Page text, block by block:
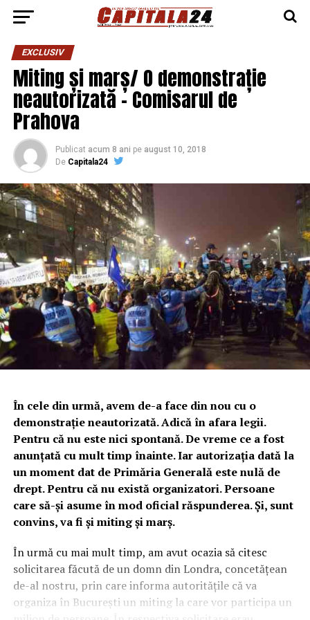
EXCLUSIV
Miting și marș/ O demonstrație
neautorizată – Comisarul de
Prahova
Publicat acum 8 ani pe august 10, 2018
De Capitala24
În cele din urmă, avem de-a face din nou cu o
demonstrație neautorizată. Adică în afara legii.
Pentru că nu este nici spontană. De vreme ce a fost
anunțată cu mult timp înainte. Iar autorizația dată la
un moment dat de Primăria Generală este nulă de
drept. Pentru că nu există organizatori. Persoane
care să-și asume în mod oficial răspunderea. Și, sunt
convins, va fi și miting și marș.
În urmă cu mai mult timp, am avut ocazia să citesc
solicitarea făcută de un domn din Londra, concetățean
de-al nostru, prin care informa autoritățile că va
organiza în București un miting la care vor participa un